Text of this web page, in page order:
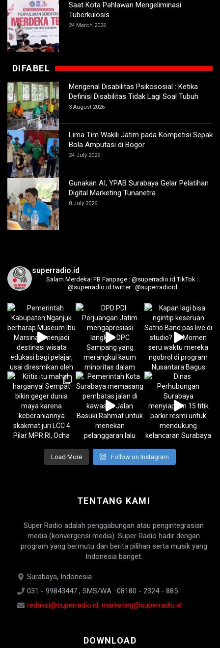
Saat Kota Pahlawan Mengeliminasi
Tuberkulosis
24 March 2026
DIFABEL
Mengenal Disabilitas Psikososial : Ketika
Definisi Disabilitas Tidak Lagi Soal Tubuh
3 August 2026
Lima Tim Wakili Jatim pada Kompetisi Sepak
Bola Amputasi di Bogor
24 July 2026
Gunakan AI, YPAB Surabaya Gelar Pelatihan
Digital Marketing Tunanetra
8 July 2026
superradio.id
Salam Merdeka! FB Fanpage : @superradio.id TikTok :
@superradio.id twitter : @superradioid
Load More Follow on Instagram
TENTANG KAMI
Super Radio adalah penggabungan atau pengintegrasian
media (konvergensi media). Super Radio hadir dengan
program yang bermutu dan berita pilihan serta musik yang
Indonesia banget.
Surabaya, Indonesia
031 - 99843447 , SMS/WA : 08180 - 2324 - 885
redaksi@superradio.id, marketing@superradio.id
DOWNLOAD